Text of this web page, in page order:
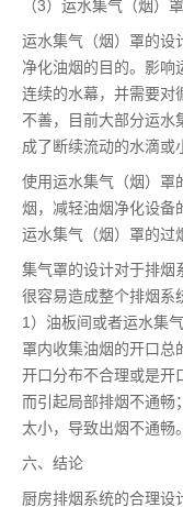
（3）运水集气（烟）罩
运水集气（烟）罩的设
净化油烟的目的。影响
连续的水幕，并需要对
不善，目前大部分运水
成了断续流动的水滴或
使用运水集气（烟）罩
烟，减轻油烟净化设备
运水集气（烟）罩的过
集气罩的设计对于排烟
很容易造成整个排烟系
1）油板间或者运水集
罩内收集油烟的开口总
开口分布不合理或是开
而引起局部排烟不通畅
太小，导致出烟不通畅。
六、结论
厨房排烟系统的合理设